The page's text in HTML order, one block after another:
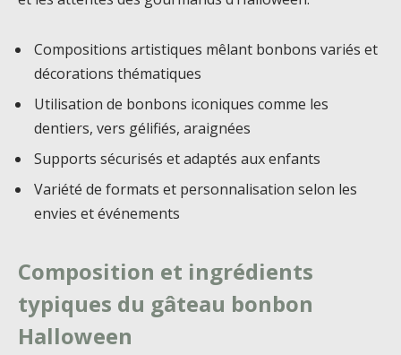
Compositions artistiques mêlant bonbons variés et
décorations thématiques
Utilisation de bonbons iconiques comme les
dentiers, vers gélifiés, araignées
Supports sécurisés et adaptés aux enfants
Variété de formats et personnalisation selon les
envies et événements
Composition et ingrédients
typiques du gâteau bonbon
Halloween